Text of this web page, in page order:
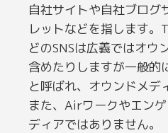
自社サイトや自社ブログ
レットなどを指します
どのSNSは広義ではオウ
含めたりしますが一般的
と呼ばれ、オウンドメデ
また、Airワークやエン
ディアではありません。